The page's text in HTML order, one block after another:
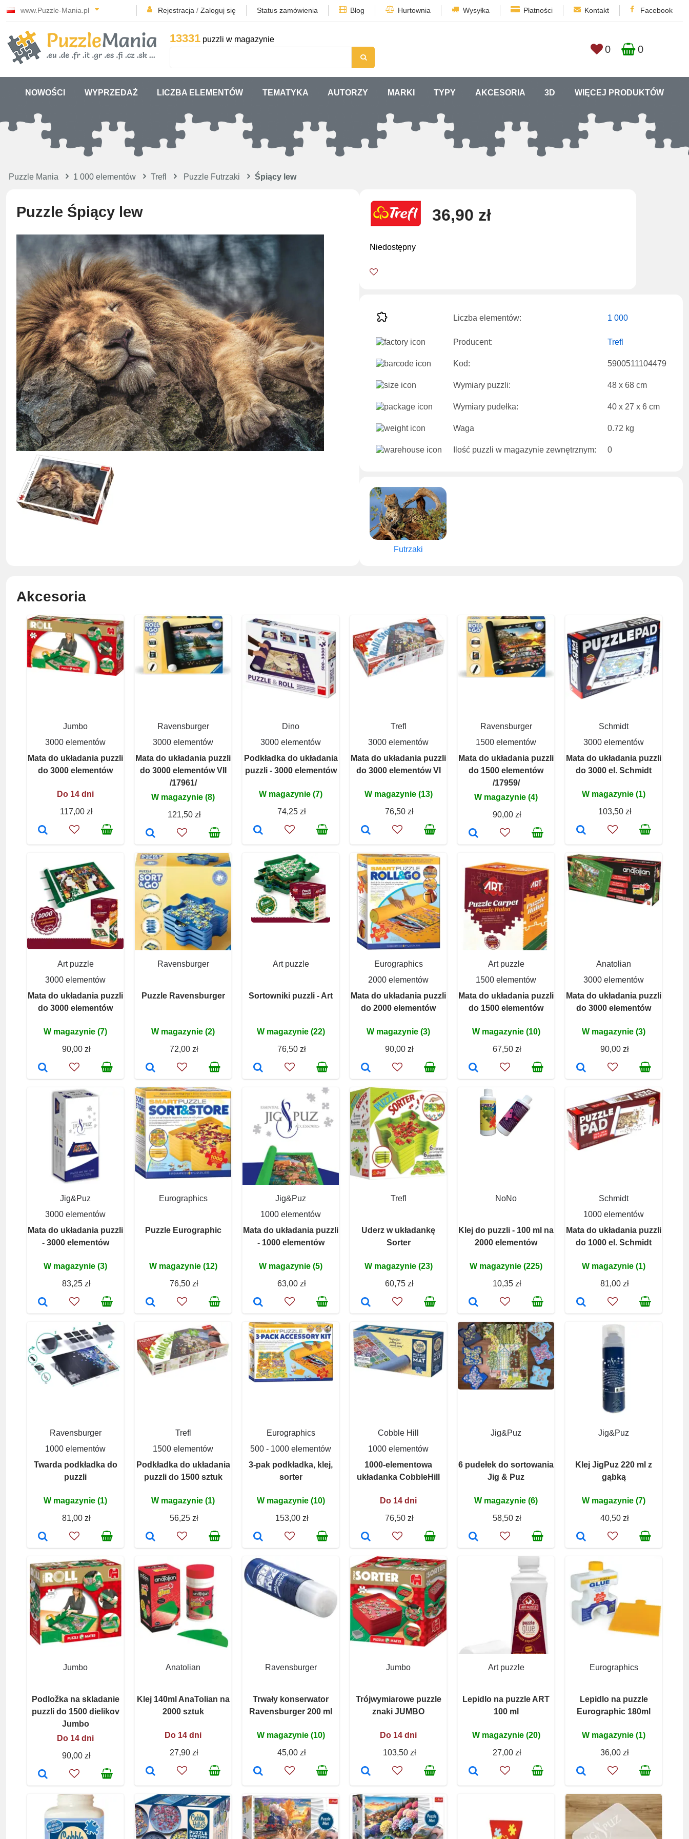
www.Puzzle-Mania.pl Rejestracja / Zaloguj się Status zamówienia Blog Hurtownia Wysyłka Płatności Kontakt Facebook
13331 puzzli w magazynie
0 0
NOWOŚCI WYPRZEDAŻ LICZBA ELEMENTÓW TEMATYKA AUTORZY MARKI TYPY AKCESORIA 3D WIĘCEJ PRODUKTÓW
Puzzle Mania 1 000 elementów Trefl Puzzle Futrzaki Śpiący lew
Puzzle Śpiący lew 36,90 zł
Niedostępny
Liczba elementów: 1 000
Producent: Trefl
Kod: 5900511104479
Wymiary puzzli: 48 x 68 cm
Wymiary pudełka: 40 x 27 x 6 cm
Waga 0.72 kg
Ilość puzzli w magazynie zewnętrznym: 0
Futrzaki
Akcesoria
Jumbo
3000 elementów
Mata do układania puzzli
do 3000 elementów
Do 14 dni
117,00 zł
Ravensburger
3000 elementów
Mata do układania puzzli
do 3000 elementów VII
/17961/
W magazynie (8)
121,50 zł
Dino
3000 elementów
Podkładka do układania
puzzli - 3000 elementów
W magazynie (7)
74,25 zł
Trefl
3000 elementów
Mata do układania puzzli
do 3000 elementów VI
W magazynie (13)
76,50 zł
Ravensburger
1500 elementów
Mata do układania puzzli
do 1500 elementów
/17959/
W magazynie (4)
90,00 zł
Schmidt
3000 elementów
Mata do układania puzzli
do 3000 el. Schmidt
W magazynie (1)
103,50 zł
Art puzzle
3000 elementów
Mata do układania puzzli
do 3000 elementów
W magazynie (7)
90,00 zł
Ravensburger
Puzzle Ravensburger
W magazynie (2)
72,00 zł
Art puzzle
Sortowniki puzzli - Art
W magazynie (22)
76,50 zł
Eurographics
2000 elementów
Mata do układania puzzli
do 2000 elementów
W magazynie (3)
90,00 zł
Art puzzle
1500 elementów
Mata do układania puzzli
do 1500 elementów
W magazynie (10)
67,50 zł
Anatolian
3000 elementów
Mata do układania puzzli
do 3000 elementów
W magazynie (3)
90,00 zł
Jig&Puz
3000 elementów
Mata do układania puzzli
- 3000 elementów
W magazynie (3)
83,25 zł
Eurographics
Puzzle Eurographic
W magazynie (12)
76,50 zł
Jig&Puz
1000 elementów
Mata do układania puzzli
- 1000 elementów
W magazynie (5)
63,00 zł
Trefl
Uderz w układankę
Sorter
W magazynie (23)
60,75 zł
NoNo
Klej do puzzli - 100 ml na
2000 elementów
W magazynie (225)
10,35 zł
Schmidt
1000 elementów
Mata do układania puzzli
do 1000 el. Schmidt
W magazynie (1)
81,00 zł
Ravensburger
1000 elementów
Twarda podkładka do
puzzli
W magazynie (1)
81,00 zł
Trefl
1500 elementów
Podkładka do układania
puzzli do 1500 sztuk
W magazynie (1)
56,25 zł
Eurographics
500 - 1000 elementów
3-pak podkładka, klej,
sorter
W magazynie (10)
153,00 zł
Cobble Hill
1000 elementów
1000-elementowa
układanka CobbleHill
Do 14 dni
76,50 zł
Jig&Puz
6 pudełek do sortowania
Jig & Puz
W magazynie (6)
58,50 zł
Jig&Puz
Klej JigPuz 220 ml z
gąbką
W magazynie (7)
40,50 zł
Jumbo
Podložka na skladanie
puzzli do 1500 dielikov
Jumbo
Do 14 dni
90,00 zł
Anatolian
Klej 140ml AnaTolian na
2000 sztuk
Do 14 dni
27,90 zł
Ravensburger
Trwały konserwator
Ravensburger 200 ml
W magazynie (10)
45,00 zł
Jumbo
Trójwymiarowe puzzle
znaki JUMBO
Do 14 dni
103,50 zł
Art puzzle
Lepidlo na puzzle ART
100 ml
W magazynie (20)
27,00 zł
Eurographics
Lepidlo na puzzle
Eurographic 180ml
W magazynie (1)
36,00 zł